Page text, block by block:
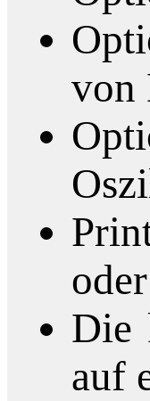
von
Die
auf